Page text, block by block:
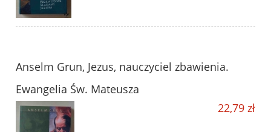
Anselm Grun, Jezus, nauczyciel zbawienia.
Ewangelia Św. Mateusza
22,79 zł